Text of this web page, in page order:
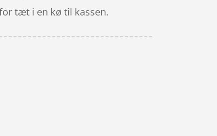
tæt i en kø til kassen.